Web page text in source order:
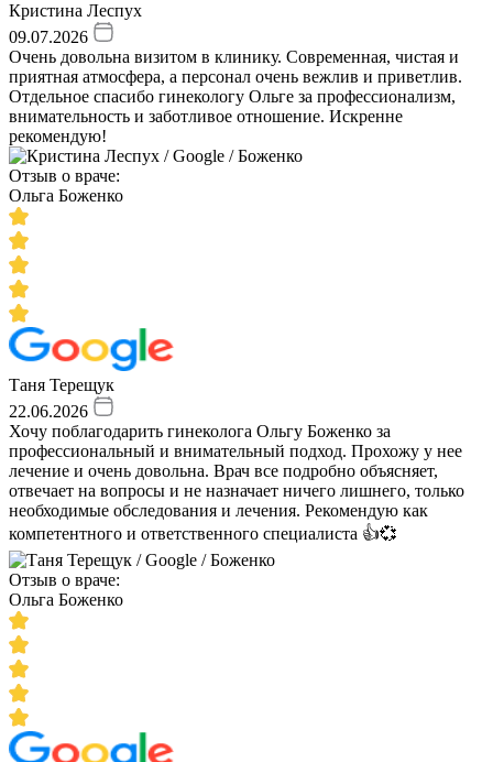
Кристина Леспух
09.07.2026
Очень довольна визитом в клинику. Современная, чистая и
приятная атмосфера, а персонал очень вежлив и приветлив.
Отдельное спасибо гинекологу Ольге за профессионализм,
внимательность и заботливое отношение. Искренне
рекомендую!
Отзыв о враче:
Ольга Боженко
Таня Терещук
22.06.2026
Хочу поблагодарить гинеколога Ольгу Боженко за
профессиональный и внимательный подход. Прохожу у нее
лечение и очень довольна. Врач все подробно объясняет,
отвечает на вопросы и не назначает ничего лишнего, только
необходимые обследования и лечения. Рекомендую как
компетентного и ответственного специалиста 👍💞
Отзыв о враче:
Ольга Боженко